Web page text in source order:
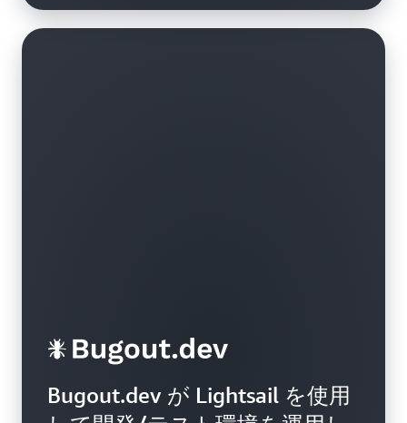
Bugout.dev が Lightsail を使用